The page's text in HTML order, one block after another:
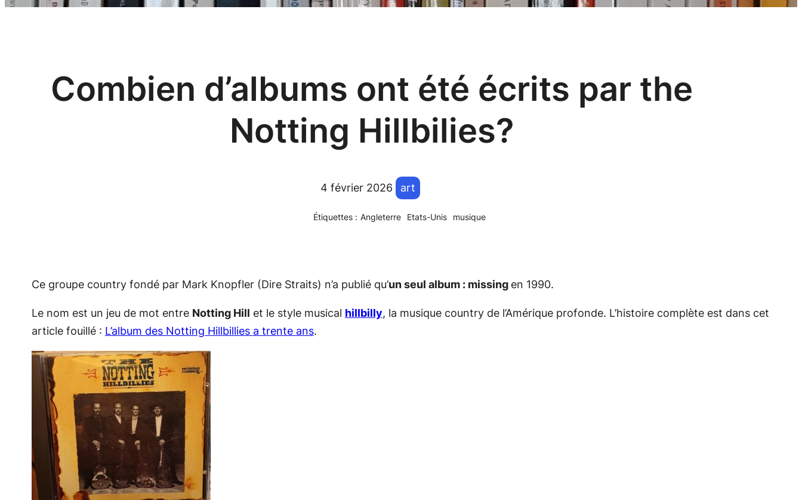
Combien d’albums ont été écrits par the
Notting Hillbilies?
4 février 2026 art
Étiquettes : Angleterre Etats-Unis musique
Ce groupe country fondé par Mark Knopfler (Dire Straits) n’a publié qu’un seul album : missing en 1990.
Le nom est un jeu de mot entre Notting Hill et le style musical hillbilly, la musique country de l’Amérique profonde. L’histoire complète est dans cet
article fouillé : L’album des Notting Hillbillies a trente ans.